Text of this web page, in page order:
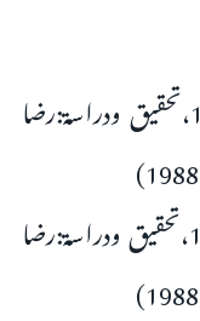
8۔(الابانۃ لابن بطۃ،رقم الحدیث:176،تحقیق ودراسۃ:رضا
9۔ (الابانۃ لابن بطۃ،رقم الحدیث:189،تحقیق ودراسۃ:رضا